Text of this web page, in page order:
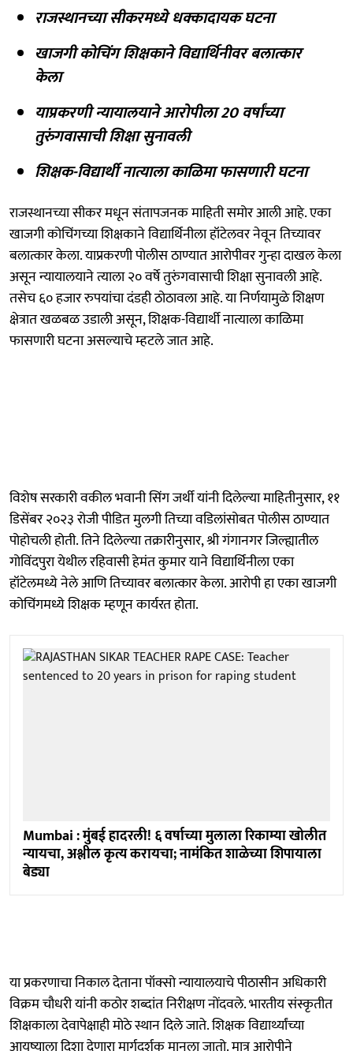
राजस्थानच्या सीकरमध्ये धक्कादायक घटना
खाजगी कोचिंग शिक्षकाने विद्यार्थिनीवर बलात्कार
केला
याप्रकरणी न्यायालयाने आरोपीला 20 वर्षांच्या
तुरुंगवासाची शिक्षा सुनावली
शिक्षक-विद्यार्थी नात्याला काळिमा फासणारी घटना
राजस्थानच्या सीकर मधून संतापजनक माहिती समोर आली आहे. एका
खाजगी कोचिंगच्या शिक्षकाने विद्यार्थिनीला हॉटेलवर नेवून तिच्यावर
बलात्कार केला. याप्रकरणी पोलीस ठाण्यात आरोपीवर गुन्हा दाखल केला
असून न्यायालयाने त्याला २० वर्षे तुरुंगवासाची शिक्षा सुनावली आहे.
तसेच ६० हजार रुपयांचा दंडही ठोठावला आहे. या निर्णयामुळे शिक्षण
क्षेत्रात खळबळ उडाली असून, शिक्षक-विद्यार्थी नात्याला काळिमा
फासणारी घटना असल्याचे म्हटले जात आहे.
विशेष सरकारी वकील भवानी सिंग जर्थी यांनी दिलेल्या माहितीनुसार, ११
डिसेंबर २०२३ रोजी पीडित मुलगी तिच्या वडिलांसोबत पोलीस ठाण्यात
पोहोचली होती. तिने दिलेल्या तक्रारीनुसार, श्री गंगानगर जिल्ह्यातील
गोविंदपुरा येथील रहिवासी हेमंत कुमार याने विद्यार्थिनीला एका
हॉटेलमध्ये नेले आणि तिच्यावर बलात्कार केला. आरोपी हा एका खाजगी
कोचिंगमध्ये शिक्षक म्हणून कार्यरत होता.
Mumbai : मुंबई हादरली! ६ वर्षाच्या मुलाला रिकाम्या खोलीत
न्यायचा, अश्लील कृत्य करायचा; नामंकित शाळेच्या शिपायाला
बेड्या
या प्रकरणाचा निकाल देताना पॉक्सो न्यायालयाचे पीठासीन अधिकारी
विक्रम चौधरी यांनी कठोर शब्दांत निरीक्षण नोंदवले. भारतीय संस्कृतीत
शिक्षकाला देवापेक्षाही मोठे स्थान दिले जाते. शिक्षक विद्यार्थ्यांच्या